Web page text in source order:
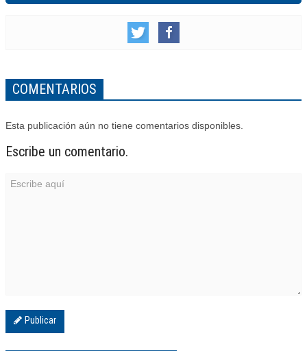
COMENTARIOS
Esta publicación aún no tiene comentarios disponibles.
Escribe un comentario.
Publicar